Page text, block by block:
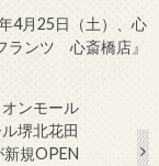
4月25日（土）、心
ランツ 心斎橋店』
ンモール
堺北花田
新規OPEN